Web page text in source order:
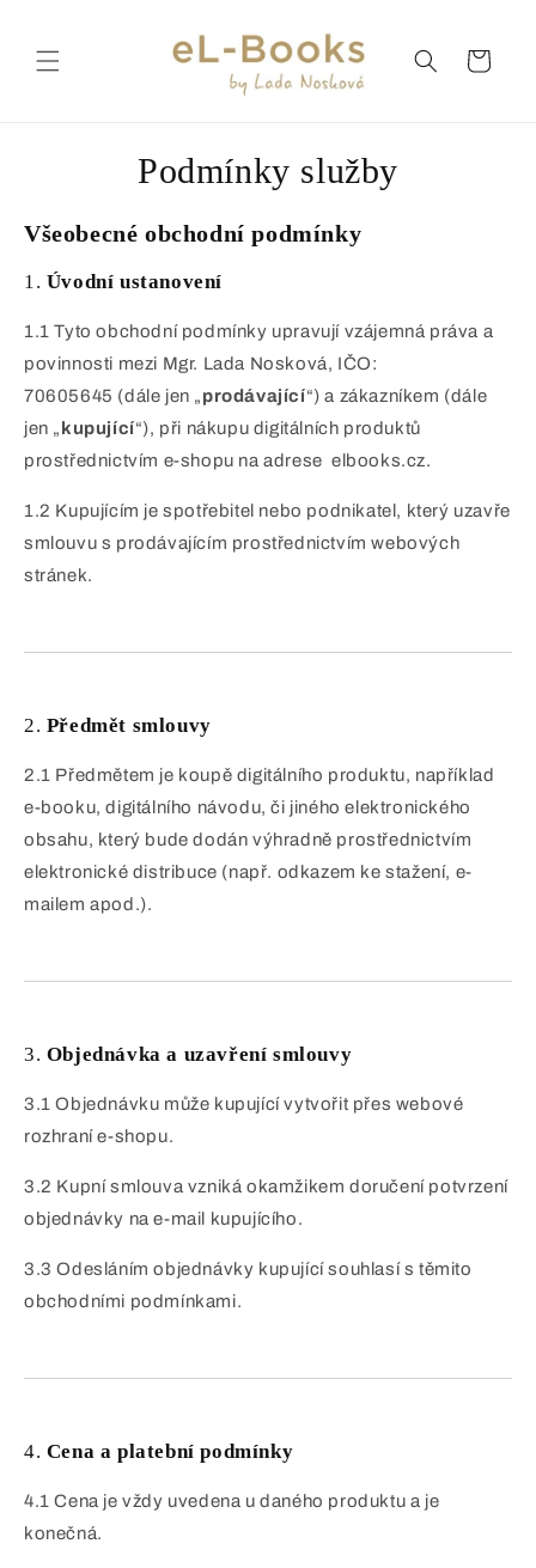
Košík
Podmínky služby
Všeobecné obchodní podmínky
1. Úvodní ustanovení
1.1 Tyto obchodní podmínky upravují vzájemná práva a
povinnosti mezi Mgr. Lada Nosková, IČO:
70605645 (dále jen „prodávající“) a zákazníkem (dále
jen „kupující“), při nákupu digitálních produktů
prostřednictvím e-shopu na adrese elbooks.cz.
1.2 Kupujícím je spotřebitel nebo podnikatel, který uzavře
smlouvu s prodávajícím prostřednictvím webových
stránek.
2. Předmět smlouvy
2.1 Předmětem je koupě digitálního produktu, například
e-booku, digitálního návodu, či jiného elektronického
obsahu, který bude dodán výhradně prostřednictvím
elektronické distribuce (např. odkazem ke stažení, e-
mailem apod.).
3. Objednávka a uzavření smlouvy
3.1 Objednávku může kupující vytvořit přes webové
rozhraní e-shopu.
3.2 Kupní smlouva vzniká okamžikem doručení potvrzení
objednávky na e-mail kupujícího.
3.3 Odesláním objednávky kupující souhlasí s těmito
obchodními podmínkami.
4. Cena a platební podmínky
4.1 Cena je vždy uvedena u daného produktu a je
konečná.